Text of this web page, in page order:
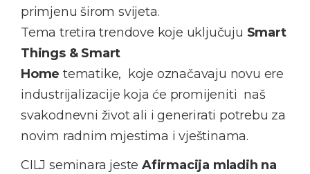
primjenu širom svijeta.
Tema tretira trendove koje uključuju Smart
Things & Smart
Home tematike, koje označavaju novu ere
industrijalizacije koja će promijeniti naš
svakodnevni život ali i generirati potrebu za
novim radnim mjestima i vještinama.
CILJ seminara jeste Afirmacija mladih na